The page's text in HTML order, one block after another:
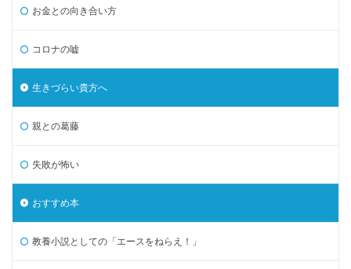
お金との向き合い方
コロナの嘘
生きづらい貴方へ
親との葛藤
失敗が怖い
おすすめ本
教養小説としての「エースをねらえ！」